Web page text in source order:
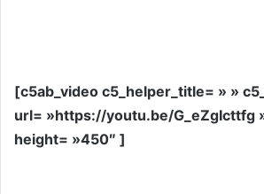
[c5ab_video c5_helper_title= » »
url= »https://youtu.be/G_eZgIcttfg
height= »450″ ]